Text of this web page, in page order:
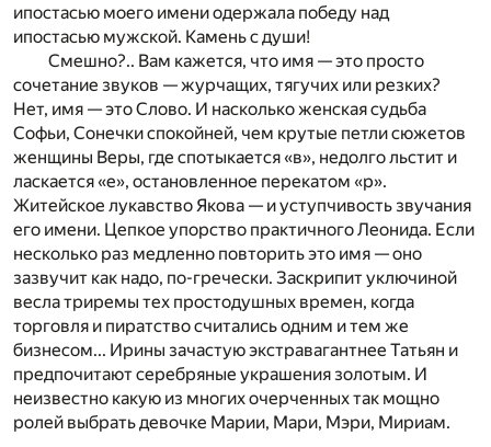
ипостасью моего имени одержала победу над
ипостасью мужской. Камень с души!
Смешно?.. Вам кажется, что имя — это просто
сочетание звуков — журчащих, тягучих или резких?
Нет, имя — это Слово. И насколько женская судьба
Софьи, Сонечки спокойней, чем крутые петли сюжетов
женщины Веры, где спотыкается «в», недолго льстит и
ласкается «е», остановленное перекатом «р».
Житейское лукавство Якова — и уступчивость звучания
его имени. Цепкое упорство практичного Леонида. Если
несколько раз медленно повторить это имя — оно
зазвучит как надо, по-гречески. Заскрипит уключиной
весла триремы тех простодушных времен, когда
торговля и пиратство считались одним и тем же
бизнесом... Ирины зачастую экстравагантнее Татьян и
предпочитают серебряные украшения золотым. И
неизвестно какую из многих очерченных так мощно
ролей выбрать девочке Марии, Мари, Мэри, Мириам.